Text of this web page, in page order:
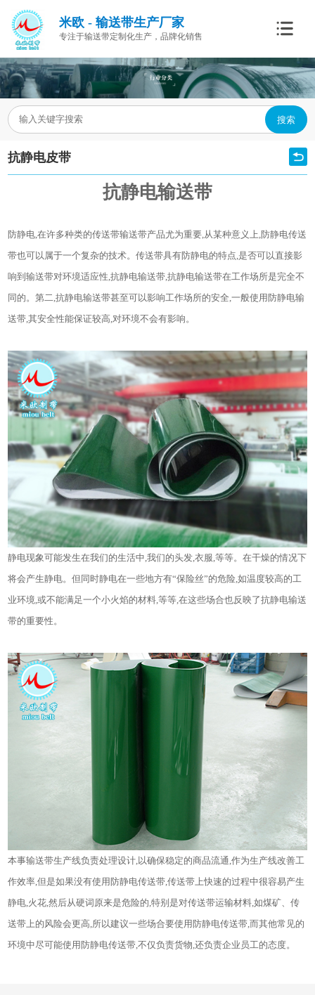
米欧 - 输送带生产厂家
专注于输送带定制化生产，品牌化销售
搜索
抗静电皮带
抗静电输送带
防静电,在许多种类的传送带输送带产品尤为重要,从某种意义上,防静电传送
带也可以属于一个复杂的技术。传送带具有防静电的特点,是否可以直接影
响到输送带对环境适应性,抗静电输送带,抗静电输送带在工作场所是完全不
同的。第二,抗静电输送带甚至可以影响工作场所的安全,一般使用防静电输
送带,其安全性能保证较高,对环境不会有影响。
静电现象可能发生在我们的生活中,我们的头发,衣服,等等。在干燥的情况下
将会产生静电。但同时静电在一些地方有“保险丝”的危险,如温度较高的工
业环境,或不能满足一个小火焰的材料,等等,在这些场合也反映了抗静电输送
带的重要性。
本事输送带生产线负责处理设计,以确保稳定的商品流通,作为生产线改善工
作效率,但是如果没有使用防静电传送带,传送带上快速的过程中很容易产生
静电,火花,然后从硬词原来是危险的,特别是对传送带运输材料,如煤矿、传
送带上的风险会更高,所以建议一些场合要使用防静电传送带,而其他常见的
环境中尽可能使用防静电传送带,不仅负责货物,还负责企业员工的态度。